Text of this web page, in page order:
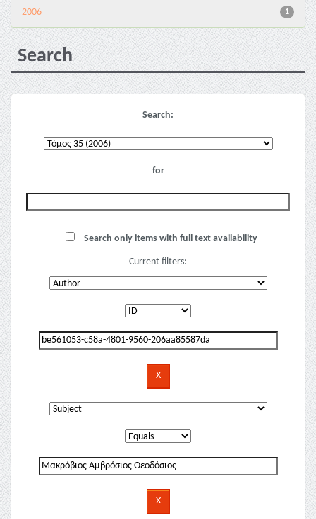
1
2006
Search
Search:
for
Search only items with full text availability
Current filters: